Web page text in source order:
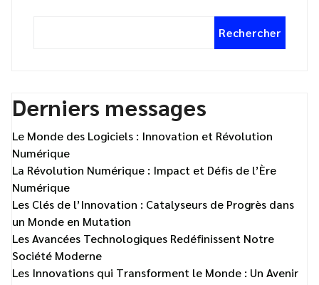
Rechercher
Derniers messages
Le Monde des Logiciels : Innovation et Révolution
Numérique
La Révolution Numérique : Impact et Défis de l’Ère
Numérique
Les Clés de l’Innovation : Catalyseurs de Progrès dans
un Monde en Mutation
Les Avancées Technologiques Redéfinissent Notre
Société Moderne
Les Innovations qui Transforment le Monde : Un Avenir